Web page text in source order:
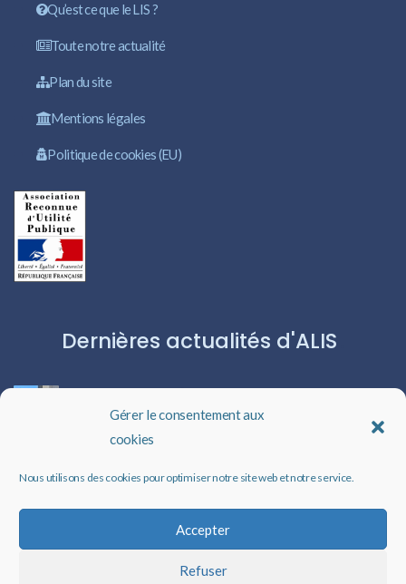
Gérer le consentement aux
cookies
Nous utilisons des cookies pour optimiser notre site web et notre service.
Accepter
Refuser
Qu’est ce que le LIS ?
Toute notre actualité
Plan du site
Mentions légales
Politique de cookies (EU)
Dernières actualités d'ALIS
Les livres audio : une porte ouverte sur l’évasion